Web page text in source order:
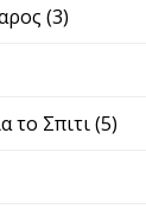
(3)
το Σπιτι(5)